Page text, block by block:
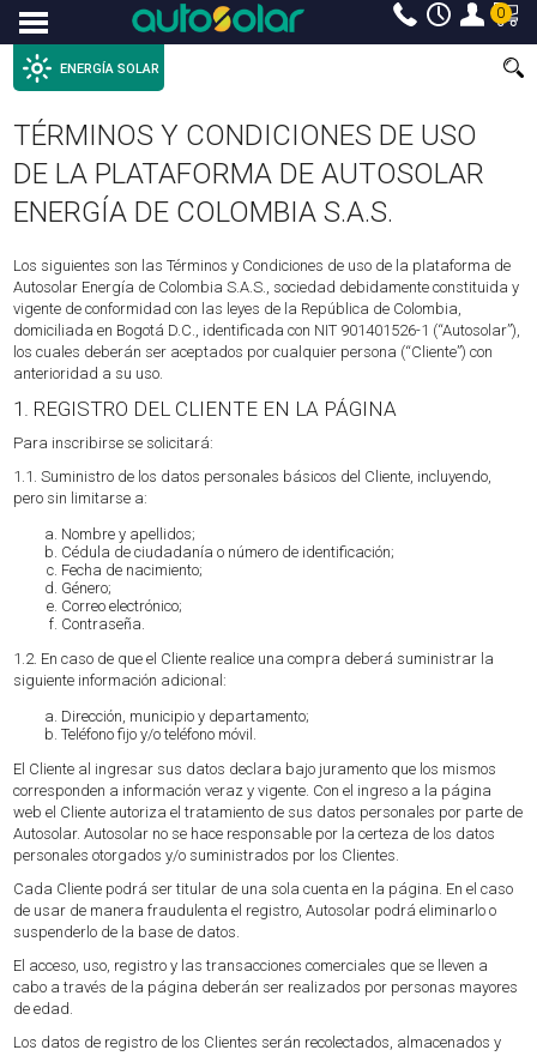
Menu 0
ENERGÍA SOLAR
TÉRMINOS Y CONDICIONES DE USO
DE LA PLATAFORMA DE AUTOSOLAR
ENERGÍA DE COLOMBIA S.A.S.
Los siguientes son las Términos y Condiciones de uso de la plataforma de
Autosolar Energía de Colombia S.A.S., sociedad debidamente constituida y
vigente de conformidad con las leyes de la República de Colombia,
domiciliada en Bogotá D.C., identificada con NIT 901401526-1 (“Autosolar”),
los cuales deberán ser aceptados por cualquier persona (“Cliente”) con
anterioridad a su uso.
1. REGISTRO DEL CLIENTE EN LA PÁGINA
Para inscribirse se solicitará:
1.1. Suministro de los datos personales básicos del Cliente, incluyendo,
pero sin limitarse a:
Nombre y apellidos;
Cédula de ciudadanía o número de identificación;
Fecha de nacimiento;
Género;
Correo electrónico;
Contraseña.
1.2. En caso de que el Cliente realice una compra deberá suministrar la
siguiente información adicional:
Dirección, municipio y departamento;
Teléfono fijo y/o teléfono móvil.
El Cliente al ingresar sus datos declara bajo juramento que los mismos
corresponden a información veraz y vigente. Con el ingreso a la página
web el Cliente autoriza el tratamiento de sus datos personales por parte de
Autosolar. Autosolar no se hace responsable por la certeza de los datos
personales otorgados y/o suministrados por los Clientes.
Cada Cliente podrá ser titular de una sola cuenta en la página. En el caso
de usar de manera fraudulenta el registro, Autosolar podrá eliminarlo o
suspenderlo de la base de datos.
El acceso, uso, registro y las transacciones comerciales que se lleven a
cabo a través de la página deberán ser realizados por personas mayores
de edad.
Los datos de registro de los Clientes serán recolectados, almacenados y